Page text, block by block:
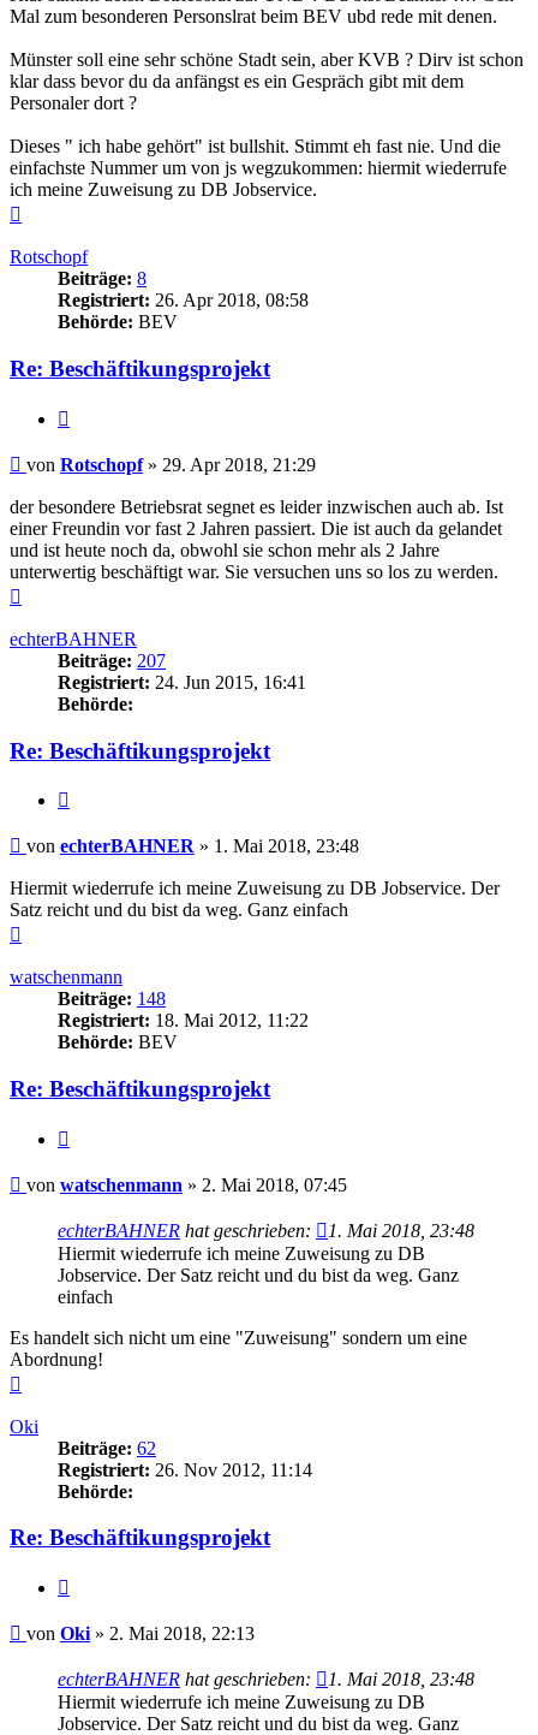
Mal zum besonderen Personslrat beim BEV ubd rede mit denen.
Münster soll eine sehr schöne Stadt sein, aber KVB ? Dirv ist schon
klar dass bevor du da anfängst es ein Gespräch gibt mit dem
Personaler dort ?
Dieses " ich habe gehört" ist bullshit. Stimmt eh fast nie. Und die
einfachste Nummer um von js wegzukommen: hiermit wiederrufe
ich meine Zuweisung zu DB Jobservice.
Rotschopf
Beiträge: 8
Registriert: 26. Apr 2018, 08:58
Behörde: BEV
Re: Beschäftikungsprojekt
Beitrag
von Rotschopf» 29. Apr 2018, 21:29
der besondere Betriebsrat segnet es leider inzwischen auch ab. Ist
einer Freundin vor fast 2 Jahren passiert. Die ist auch da gelandet
und ist heute noch da, obwohl sie schon mehr als 2 Jahre
unterwertig beschäftigt war. Sie versuchen uns so los zu werden.
echterBAHNER
Beiträge: 207
Registriert: 24. Jun 2015, 16:41
Behörde:
Re: Beschäftikungsprojekt
Beitrag
von echterBAHNER » 1. Mai 2018, 23:48
Hiermit wiederrufe ich meine Zuweisung zu DB Jobservice. Der
Satz reicht und du bist da weg. Ganz einfach
watschenmann
Beiträge: 148
Registriert: 18. Mai 2012, 11:22
Behörde: BEV
Re: Beschäftikungsprojekt
Beitrag
von watschenmann » 2. Mai 2018, 07:45
echterBAHNER hat geschrieben:
1. Mai 2018, 23:48
Hiermit wiederrufe ich meine Zuweisung zu DB
Jobservice. Der Satz reicht und du bist da weg. Ganz
einfach
Es handelt sich nicht um eine "Zuweisung" sondern um eine
Abordnung!
Oki
Beiträge: 62
Registriert: 26. Nov 2012, 11:14
Behörde:
Re: Beschäftikungsprojekt
Beitrag
von Oki » 2. Mai 2018, 22:13
echterBAHNER hat geschrieben:
1. Mai 2018, 23:48
Hiermit wiederrufe ich meine Zuweisung zu DB
Jobservice. Der Satz reicht und du bist da weg. Ganz